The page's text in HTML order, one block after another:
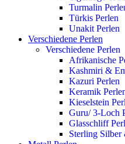
Turmalin
Türkis Perlen
Unakit Perlen
Verschiedene Perlen
Verschiedene Perlen
Afrikanische
Kashmiri &
Kazuri Perlen
Keramik
Kieselstein
Guru/ 3-Loch
Glasschliff
Sterling